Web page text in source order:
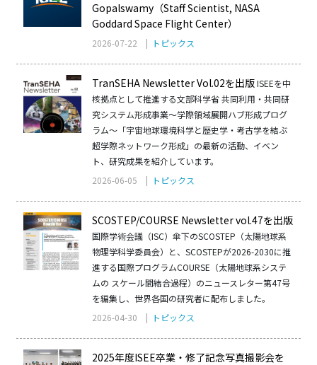
Gopalswamy（Staff Scientist, NASA
Goddard Space Flight Center）
2026-07-22 | トピックス
TranSEHA Newsletter Vol.02を出版ISEEを中
核拠点として推進する文部科学省 共同利用・共同研
究システム形成事業〜学際領域展開ハブ形成プログ
ラム〜「宇宙地球環境科学と歴史学・考古学を結ぶ
超学際ネットワーク形成」の最新の活動、イベン
ト、研究成果を紹介しています。
2026-06-05 | トピックス
SCOSTEP/COURSE Newsletter vol.47を出版
国際学術会議（ISC）傘下のSCOSTEP（太陽地球系
物理学科学委員会）と、SCOSTEPが2026-2030に推
進する国際プログラムCOURSE（太陽地球系システ
ムの スケール間結合過程）のニュースレター第47号
を編集し、世界各国の研究者に配布しました。
2026-04-30 | トピックス
2025年度ISEE卒業・修了記念写真撮影会を